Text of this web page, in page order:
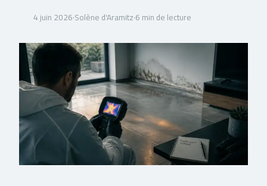
4 juin 2026·Solène d'Aramitz·6 min de lecture